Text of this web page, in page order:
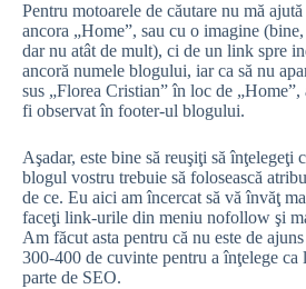
Pentru motoarele de căutare nu mă
ancora „Home”, sau cu o imagine
dar nu atât de mult), ci de un link spre
ancoră numele blogului, iar ca să nu
sus „Florea Cristian” în loc de „Home”,
fi observat în footer-ul blogului.
Aşadar, este bine să reuşiţi să înţelegeţi
blogul vostru trebuie să folosească
de ce. Eu aici am încercat să vă învăţ
faceţi link-urile din meniu nofollow şi
Am făcut asta pentru că nu este de
300-400 de cuvinte pentru a înţelege ca
parte de SEO.